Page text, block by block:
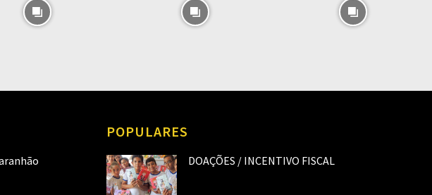
POPULARES
DOAÇÕES / INCENTIVO FISCAL